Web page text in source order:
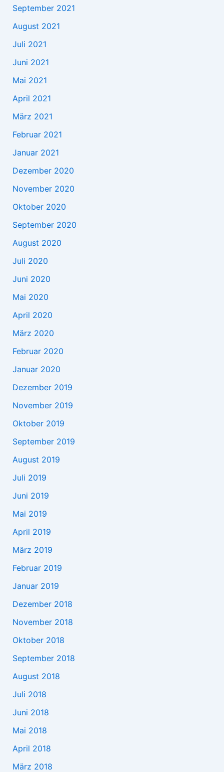
September 2021
August 2021
Juli 2021
Juni 2021
Mai 2021
April 2021
März 2021
Februar 2021
Januar 2021
Dezember 2020
November 2020
Oktober 2020
September 2020
August 2020
Juli 2020
Juni 2020
Mai 2020
April 2020
März 2020
Februar 2020
Januar 2020
Dezember 2019
November 2019
Oktober 2019
September 2019
August 2019
Juli 2019
Juni 2019
Mai 2019
April 2019
März 2019
Februar 2019
Januar 2019
Dezember 2018
November 2018
Oktober 2018
September 2018
August 2018
Juli 2018
Juni 2018
Mai 2018
April 2018
März 2018